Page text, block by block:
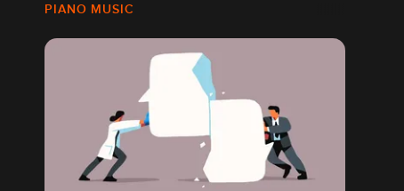
PIANO MUSIC